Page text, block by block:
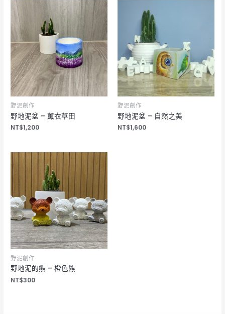
野泥創作
野地泥盆 – 薰衣草田
NT$1,200
野泥創作
野地泥盆 – 自然之美
NT$1,600
野泥創作
野地泥的熊 – 橙色熊
NT$300